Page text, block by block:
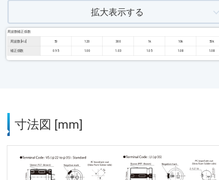
拡大表示する
周波数補正係数
周波数 [Hz] 50 120 300 1k 10k 50k
補正係数 0.95 1.00 1.03 1.05 1.08 1.08
寸法図 [mm]